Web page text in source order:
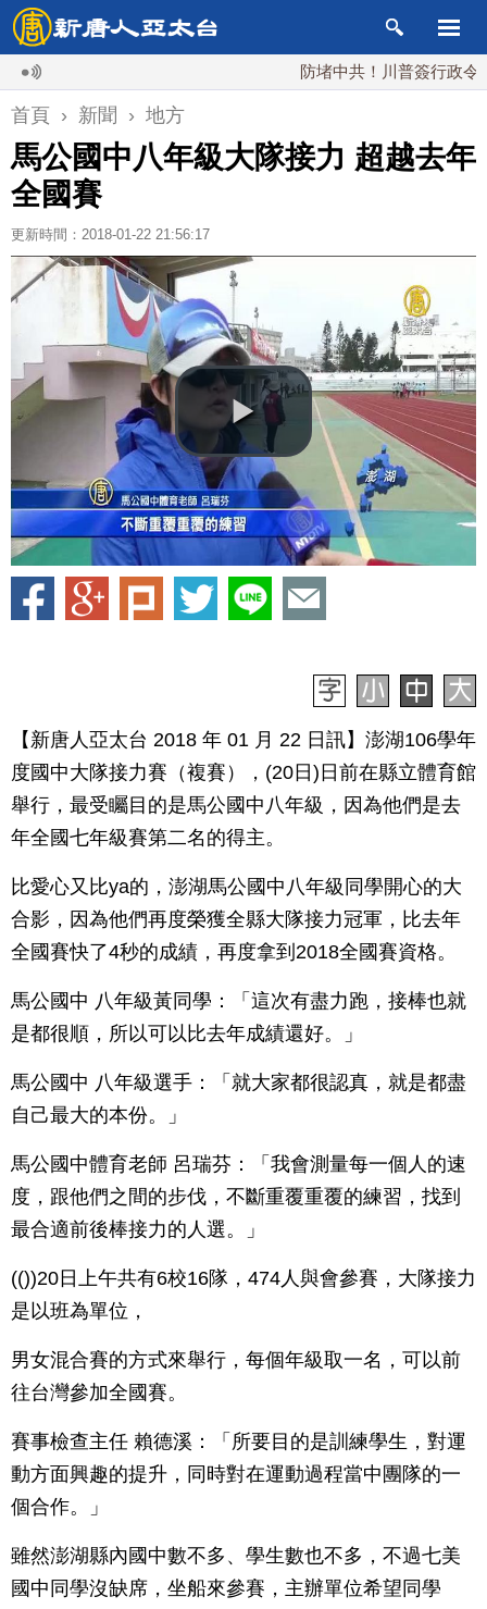
防堵中共！川普簽行政令 對多
首頁 › 新聞 › 地方
馬公國中八年級大隊接力 超越去年
全國賽
更新時間：2018-01-22 21:56:17
【新唐人亞太台 2018 年 01 月 22 日訊】澎湖106學年
度國中大隊接力賽（複賽），(20日)日前在縣立體育館
舉行，最受矚目的是馬公國中八年級，因為他們是去
年全國七年級賽第二名的得主。
比愛心又比ya的，澎湖馬公國中八年級同學開心的大
合影，因為他們再度榮獲全縣大隊接力冠軍，比去年
全國賽快了4秒的成績，再度拿到2018全國賽資格。
馬公國中 八年級黃同學：「這次有盡力跑，接棒也就
是都很順，所以可以比去年成績還好。」
馬公國中 八年級選手：「就大家都很認真，就是都盡
自己最大的本份。」
馬公國中體育老師 呂瑞芬：「我會測量每一個人的速
度，跟他們之間的步伐，不斷重覆重覆的練習，找到
最合適前後棒接力的人選。」
(())20日上午共有6校16隊，474人與會參賽，大隊接力
是以班為單位，
男女混合賽的方式來舉行，每個年級取一名，可以前
往台灣參加全國賽。
賽事檢查主任 賴德溪：「所要目的是訓練學生，對運
動方面興趣的提升，同時對在運動過程當中團隊的一
個合作。」
雖然澎湖縣內國中數不多、學生數也不多，不過七美
國中同學沒缺席，坐船來參賽，主辦單位希望同學